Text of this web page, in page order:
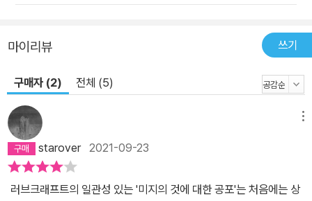
마이리뷰 쓰기
구매자 (2) 전체 (5)
starover2021-09-23
러브크래프트의 일관성 있는 '미지의 것에 대한 공포'는 처음에는 상